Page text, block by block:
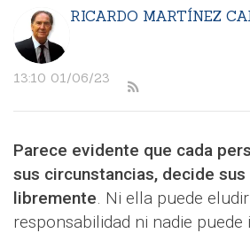
RICARDO MARTÍNEZ
13:10 01/06/23
Parece evidente que cada
sus circunstancias, decide
libremente. Ni ella puede
responsabilidad ni nadie puede